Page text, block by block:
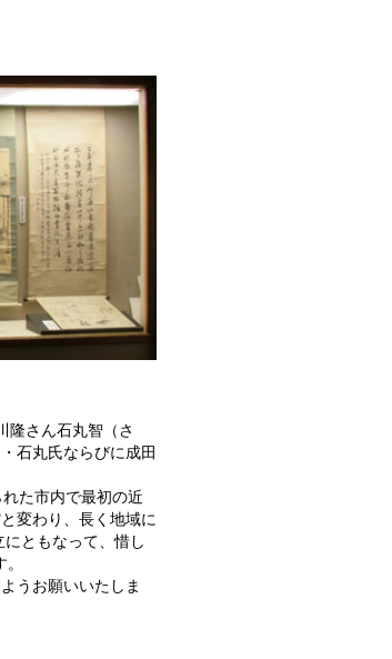
隆さん石丸智（さ
石丸氏ならびに成田
た市内で最初の近
変わり、長く地域に
ともなって、惜し
うお願いいたしま